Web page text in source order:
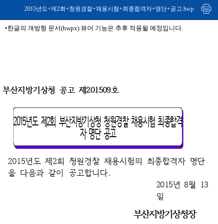
2015년도+제2회+청원경찰+채용시험+최종합격자+명단+공고.hwp
•한글의 개방형 문서(hwpx) 뷰어 기능은 추후 적용될 예정입니다.